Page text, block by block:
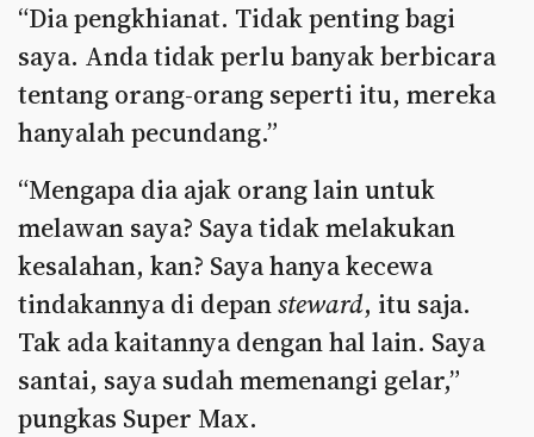
“Dia pengkhianat. Tidak penting bagi
saya. Anda tidak perlu banyak berbicara
tentang orang-orang seperti itu, mereka
hanyalah pecundang.”
“Mengapa dia ajak orang lain untuk
melawan saya? Saya tidak melakukan
kesalahan, kan? Saya hanya kecewa
tindakannya di depansteward, itu saja.
Tak ada kaitannya dengan hal lain. Saya
santai, saya sudah memenangi gelar,”
pungkas Super Max.